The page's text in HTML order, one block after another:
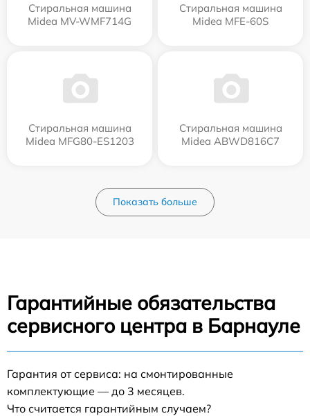
Стиральная машина
Midea MV-WMF714G
Стиральная машина
Midea MFE-60S
Стиральная машина
Midea MFG80-ES1203
Стиральная машина
Midea ABWD816C7
Показать больше
Гарантийные обязательства
сервисного центра в Барнауле
Гарантия от сервиса: на смонтированные
комплектующие — до 3 месяцев.
Что считается гарантийным случаем?